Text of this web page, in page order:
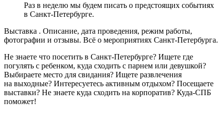
Раз в неделю мы будем писать о предстоящих событиях
в Санкт-Петербурге.
Выставка . Описание, дата проведения, режим работы,
фотографии и отзывы. Всё о мероприятиях Санкт-Петербурга.
Не знаете что посетить в Санкт-Петербурге? Ищете где
погулять с ребенком, куда сходить с парнем или девушкой?
Выбираете место для свидания? Ищете развлечения
на выходные? Интересуетесь активным отдыхом? Посещаете
выставки? Не знаете куда сходить на корпоратив? Куда-СПБ
поможет!